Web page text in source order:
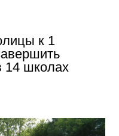
к 1
14 школах